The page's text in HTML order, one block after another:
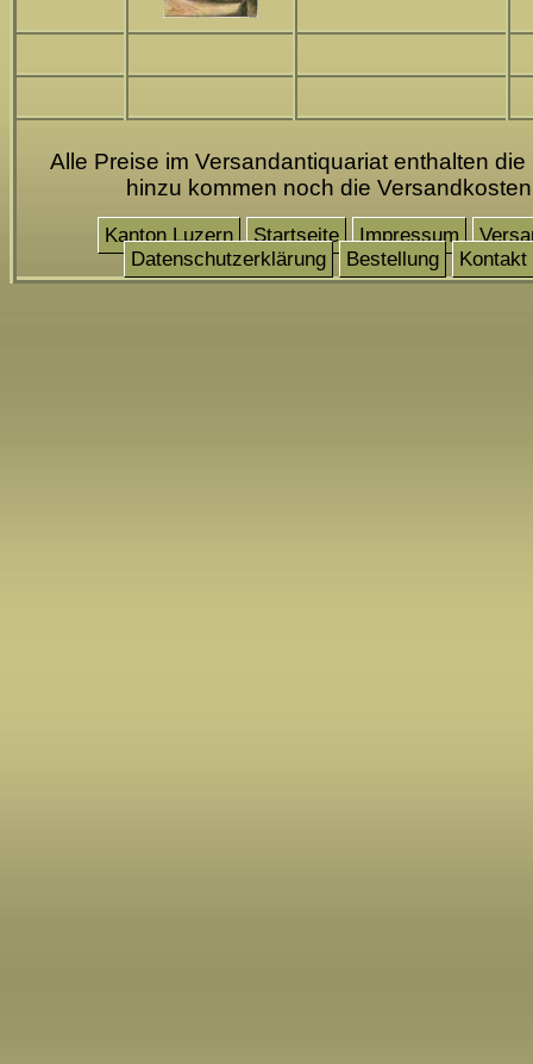
Alle Preise im Versandantiquariat enthalten die
hinzu kommen noch die Versandkosten
Kanton Luzern Startseite Impressum
Datenschutzerklärung
Bestellung Kontakt